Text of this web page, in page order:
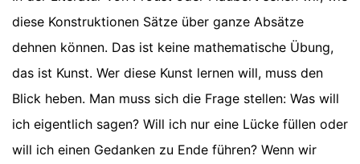
diese Konstruktionen Sätze über ganze Absätze
dehnen können. Das ist keine mathematische Übung,
das ist Kunst. Wer diese Kunst lernen will, muss den
Blick heben. Man muss sich die Frage stellen: Was will
ich eigentlich sagen? Will ich nur eine Lücke füllen oder
will ich einen Gedanken zu Ende führen? Wenn wir